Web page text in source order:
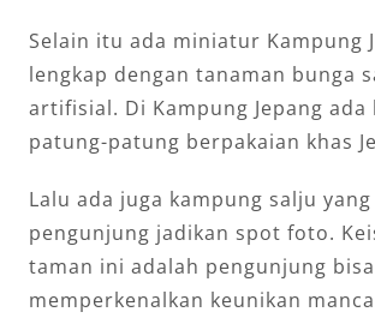
Selain itu ada miniatur Kampung
lengkap dengan tanaman bunga
artifisial. Di Kampung Jepang ada
patung-patung berpakaian khas
Lalu ada juga kampung salju
pengunjung jadikan spot foto.
taman ini adalah pengunjung bisa
memperkenalkan keunikan